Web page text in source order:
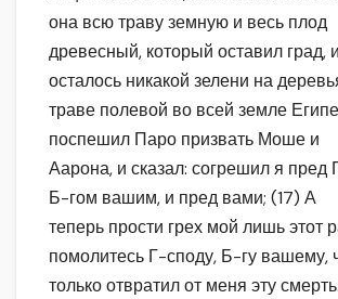
она всю траву земную и весь плод
древесный, который оставил град,
осталось никакой зелени на
траве полевой во всей земле
поспешил Паро призвать Моше и
Аарона, и сказал: согрешил я пред
Б-гом вашим, и пред вами; (17) А
теперь прости грех мой лишь этот
помолитесь Г-споду, Б-гу вашему,
только отвратил от меня эту